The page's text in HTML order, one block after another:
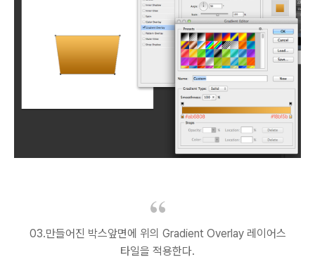
03.만들어진 박스앞면에 위의 Gradient Overlay 레이어스
타일을 적용한다.